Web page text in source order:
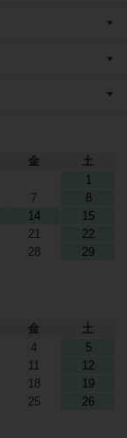
金
土
1
7
8
14
15
21
22
28
29
金
土
4
5
11
12
18
19
25
26